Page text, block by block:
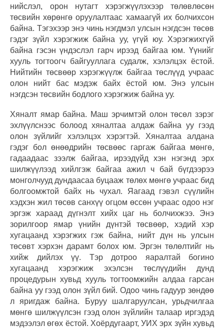
нийслэл, орон нутагт хэрэгжүүлэхээр төлөвлөсөн
төсвийн хөрөнгө оруулалтаас хамаагүй их болчихсон
байна. Тэгэхээр энэ чинь нэгдмэл улсын нэгдсэн төсөв
гэдэг зүйл хэрэгжиж байна уу, үгүй юу. Хэрэгжихгүй
байна гэсэн үндэслэл гарч ирээд байгаа юм. Үүнийг
хууль тогтоогч байгууллага судалж, хэлэлцэх ёстой.
Нийтийн төсвөөр хэрэгжүүлж байгаа төслүүд учраас
олон нийт бас мэдэж байх ёстой юм. Энэ улсын
нэгдсэн төсвийн бодлого хэрэгжиж байна уу.
Хяналт ямар байна. Маш эрчимтэй олон төсөл зэрэг
эхлүүлснээс болоод хяналтаа алдаж байна уу гээд
олон зүйлийг хэлэлцэх хэрэгтэй. Хяналтаа алдана
гэдэг бол өнөөдрийн төсвөөс гаргаж байгаа мөнгө,
гадаадаас зээлж байгаа, ирээдүйд хэн нэгэнд эрх
шилжүүлээд хийлгэж байгаа ажил ч бай бүгдээрээ
монголчууд дундаасаа буцааж төлөх мөнгө учраас бид
болгоомжтой байх нь чухал. Яагаад гэвэл сүүлийн
хэдхэн жил төсөв санхүү огцом өссөн учраас одоо нэг
эргэж хараад дүгнэлт хийх цаг нь болчихжээ. Энэ
зорилгоор ямар үнийн дүнтэй төсвөөр, хэдий хэр
хугацаанд хэрэгжих гэж байна, нийт дүн нь улсын
төсөвт хэрхэн дарамт болох юм. Эргэн төлөлтийг нь
хийж дийлэх үү. Тэр дотроо яаралтай богино
хугацаанд хэрэгжиж эхэлсэн төслүүдийн дунд
процедурын хувьд хууль тогтоомжийн алдаа гарсан
байна уу гээд олон зүйл бий. Одоо чинь гадуур зөндөө
л яригдаж байна. Буруу шалгаруулсан, урьдчилгаа
мөнгө шилжүүлсэн гээд олон зүйлийн талаар иргэдэд
мэдээлэл өгөх ёстой. Хоёрдугаарт, УИХ эрх зүйн хувьд